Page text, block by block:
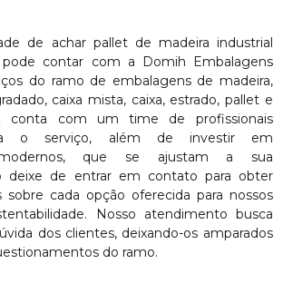
de achar pallet de madeira industrial
pode contar com a Domih Embalagens
do ramo de embalagens de madeira,
caixa mista, caixa, estrado, pallet e
conta com um time de profissionais
o serviço, além de investir em
modernos, que se ajustam a sua
deixe de entrar em contato para obter
sobre cada opção oferecida para nossos
Nosso atendimento busca
dos clientes, deixando-os amparados
do ramo.